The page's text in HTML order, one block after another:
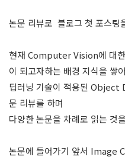
논문 리뷰로 블로그 첫 포스팅
현재 Computer Vision에 대
이 되고자하는 배경 지식을 쌓
딥러닝 기술이 적용된
문 리뷰를 하며
다양한 논문을 차례로 읽는 것
논문에 들어가기 앞서 Image